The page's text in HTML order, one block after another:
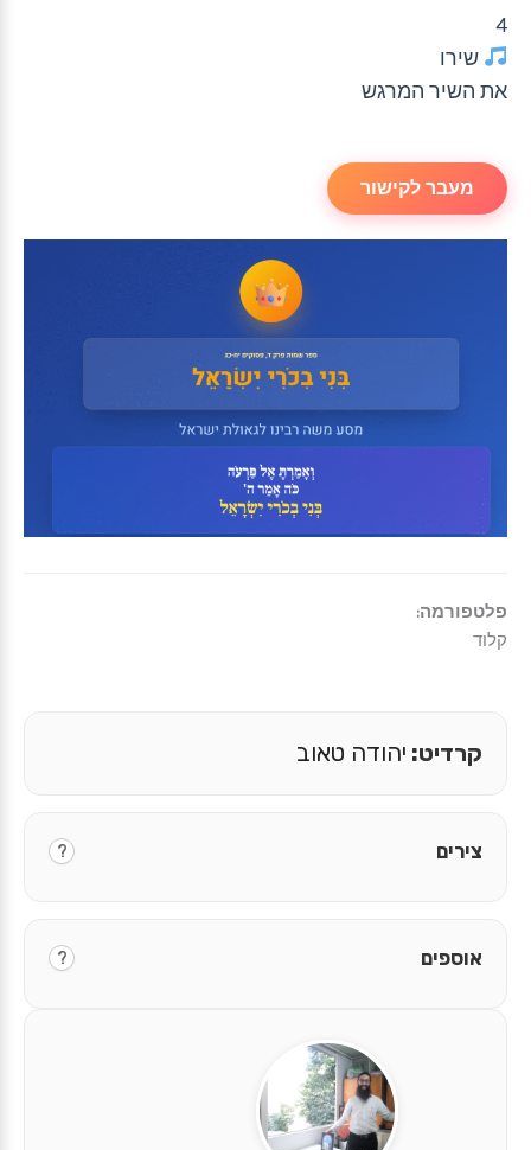
4
שירו
את השיר המרגש
מעבר לקישור
פלטפורמה:
קלוד
קרדיט: יהודה טאוב
צירים ?
אוספים ?